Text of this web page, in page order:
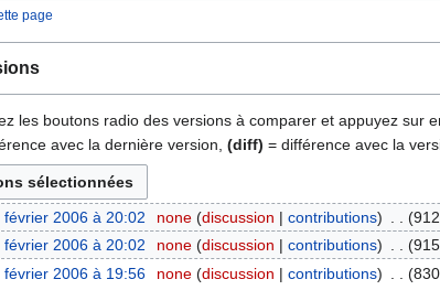
page
les boutons radio des versions à comparer et appuyez sur
avec la dernière version, (diff) = différence avec la
février 2006 à 20:02 none discussion contributions
février 2006 à 20:02 none discussion contributions
février 2006 à 19:56 none discussion contributions